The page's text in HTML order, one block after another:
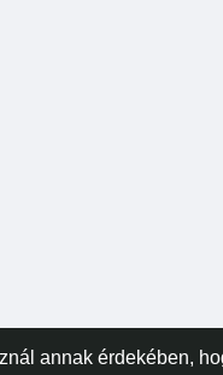
annak érdekében,